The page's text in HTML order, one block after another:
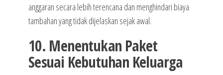
anggaran secara lebih terencana dan menghindari biaya
tambahan yang tidak dijelaskan sejak awal.
10. Menentukan Paket
Sesuai Kebutuhan Keluarga